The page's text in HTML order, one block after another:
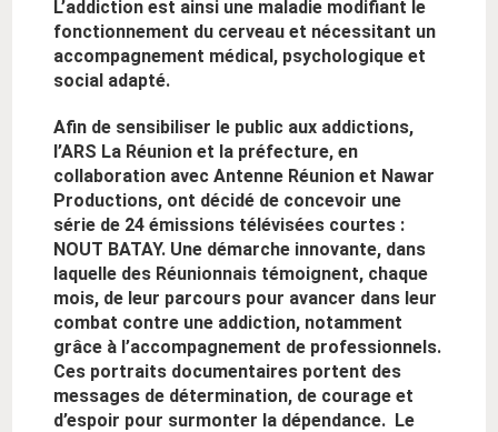
L’addiction est ainsi une maladie modifiant le
fonctionnement du cerveau et nécessitant un
accompagnement médical, psychologique et
social adapté.
Afin de sensibiliser le public aux addictions,
l’ARS La Réunion et la préfecture, en
collaboration avec Antenne Réunion et Nawar
Productions, ont décidé de concevoir une
série de 24 émissions télévisées courtes :
NOUT BATAY. Une démarche innovante, dans
laquelle des Réunionnais témoignent, chaque
mois, de leur parcours pour avancer dans leur
combat contre une addiction, notamment
grâce à l’accompagnement de professionnels.
Ces portraits documentaires portent des
messages de détermination, de courage et
d’espoir pour surmonter la dépendance. Le